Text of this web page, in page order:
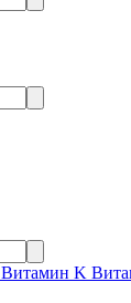
Витамин K